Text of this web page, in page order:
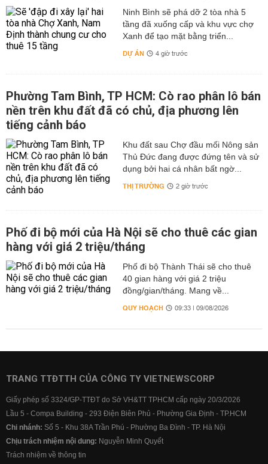
Ninh Bình sẽ phá dỡ 2 tòa nhà 5
tầng đã xuống cấp và khu vực chợ
Xanh để tạo mặt bằng triển...
DỰ ÁN 4 giờ trước
Phường Tam Bình, TP HCM: Cò rao phân lô bán
nền trên khu đất đã có chủ, địa phương lên
tiếng cảnh báo
Khu đất sau Chợ đầu mối Nông sản
Thủ Đức đang được đứng tên và sử
dụng bởi hai cá nhân bất ngờ...
THỊ TRƯỜNG 2 giờ trước
Phố đi bộ mới của Hà Nội sẽ cho thuê các gian
hàng với giá 2 triệu/tháng
Phố đi bộ Thành Thái sẽ cho thuê
40 gian hàng với giá 2 triệu
đồng/gian/tháng. Mang về...
QUY HOẠCH 09:33 | 09/08/2026
TRANG TTĐTTH CỦA CÔNG TY VIETNEWSCORP
Giấy phép số 3324/GP-TTĐT do Sở VH&TT TPHCM cấp ngày 20/3/2026
Lầu 5 - Compa Building - 293 Điện Biên Phủ - Phường Gia Định - TP.HCM
Chi nhánh: Số 5 - Khu 38A Trần Phú - Phường Ba Đình - TP. Hà Nội
Chịu trách nhiệm nội dung: Nguyễn Minh Quyết
Trách nhiệm về thông tin